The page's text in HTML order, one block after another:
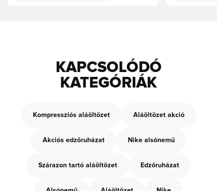
KAPCSOLÓDÓ
KATEGÓRIÁK
Kompressziós aláöltözet Aláöltözet akció
Akciós edzőruházat Nike alsónemű
Szárazon tartó aláöltözet Edzőruházat